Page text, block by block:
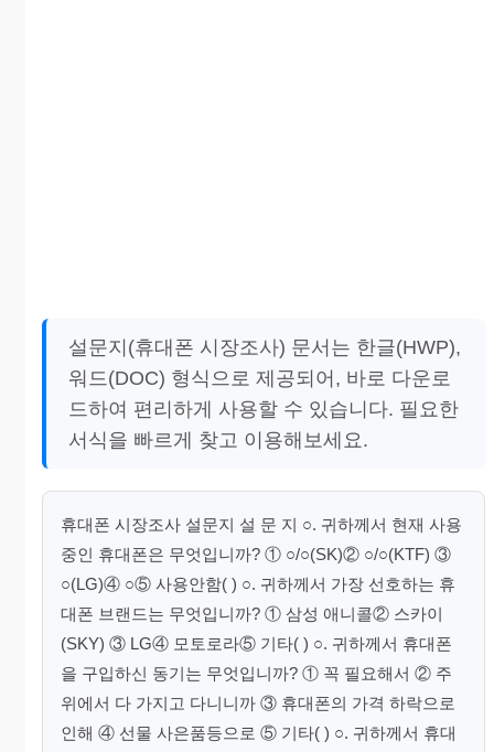
설문지(휴대폰 시장조사) 문서는 한글(HWP),
워드(DOC) 형식으로 제공되어, 바로 다운로
드하여 편리하게 사용할 수 있습니다. 필요한
서식을 빠르게 찾고 이용해보세요.
휴대폰 시장조사 설문지 설 문 지 ○. 귀하께서 현재 사용
중인 휴대폰은 무엇입니까? ① ○/○(SK)② ○/○(KTF) ③
○(LG)④ ○⑤ 사용안함( ) ○. 귀하께서 가장 선호하는 휴
대폰 브랜드는 무엇입니까? ① 삼성 애니콜② 스카이
(SKY) ③ LG④ 모토로라⑤ 기타( ) ○. 귀하께서 휴대폰
을 구입하신 동기는 무엇입니까? ① 꼭 필요해서 ② 주
위에서 다 가지고 다니니까 ③ 휴대폰의 가격 하락으로
인해 ④ 선물 사은품등으로 ⑤ 기타( ) ○. 귀하께서 휴대